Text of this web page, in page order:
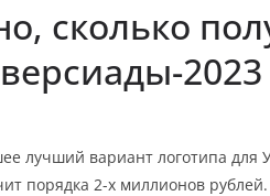
сколько
2023
лучший вариант логотипа для
порядка 2-х миллионов